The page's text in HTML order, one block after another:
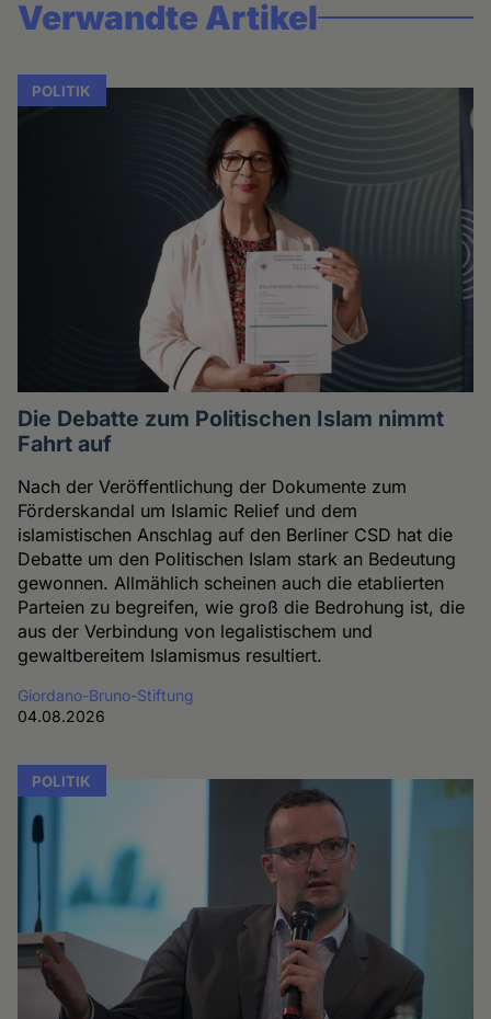
Verwandte Artikel
POLITIK
Die Debatte zum Politischen Islam nimmt
Fahrt auf
Nach der Veröffentlichung der Dokumente zum
Förderskandal um Islamic Relief und dem
islamistischen Anschlag auf den Berliner CSD hat die
Debatte um den Politischen Islam stark an Bedeutung
gewonnen. Allmählich scheinen auch die etablierten
Parteien zu begreifen, wie groß die Bedrohung ist, die
aus der Verbindung von legalistischem und
gewaltbereitem Islamismus resultiert.
Giordano-Bruno-Stiftung
04.08.2026
POLITIK